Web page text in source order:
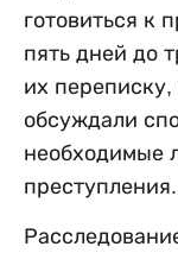
готовиться к
пять дней до
их переписку,
обсуждали
необходимые
преступления.